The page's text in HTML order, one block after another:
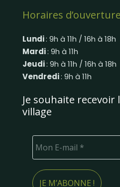
Horaires d’ouverture
Lundi: 9h à 11h / 16h à 18h
Mardi: 9h à 11h
Jeudi: 9h à 11h / 16h à 18h
Vendredi: 9h à 11h
Je souhaite recevoir
village